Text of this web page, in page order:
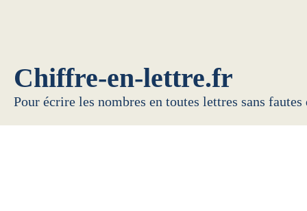
Chiffre-en-lettre.fr
Pour écrire les nombres en toutes lettres sans